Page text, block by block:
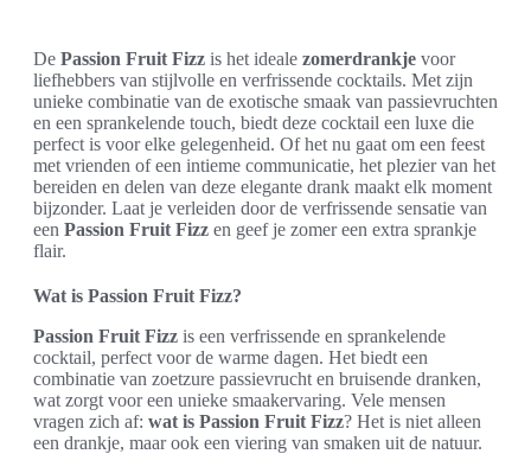
De Passion Fruit Fizz is het ideale zomerdrankje voor
liefhebbers van stijlvolle en verfrissende cocktails. Met zijn
unieke combinatie van de exotische smaak van passievruchten
en een sprankelende touch, biedt deze cocktail een luxe die
perfect is voor elke gelegenheid. Of het nu gaat om een feest
met vrienden of een intieme communicatie, het plezier van het
bereiden en delen van deze elegante drank maakt elk moment
bijzonder. Laat je verleiden door de verfrissende sensatie van
een Passion Fruit Fizz en geef je zomer een extra sprankje
flair.
Wat is Passion Fruit Fizz?
Passion Fruit Fizz is een verfrissende en sprankelende
cocktail, perfect voor de warme dagen. Het biedt een
combinatie van zoetzure passievrucht en bruisende dranken,
wat zorgt voor een unieke smaakervaring. Vele mensen
vragen zich af: wat is Passion Fruit Fizz? Het is niet alleen
een drankje, maar ook een viering van smaken uit de natuur.